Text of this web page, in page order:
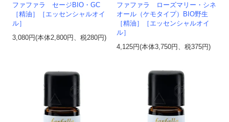
ファファラ セージBIO・GC
［精油］［エッセンシャルオイ
ル］
3,080円(本体2,800円、税280円)
ファファラ ローズマリー・シネ
オール（ケモタイプ）BIO野生
［精油］［エッセンシャルオイ
ル］
4,125円(本体3,750円、税375円)